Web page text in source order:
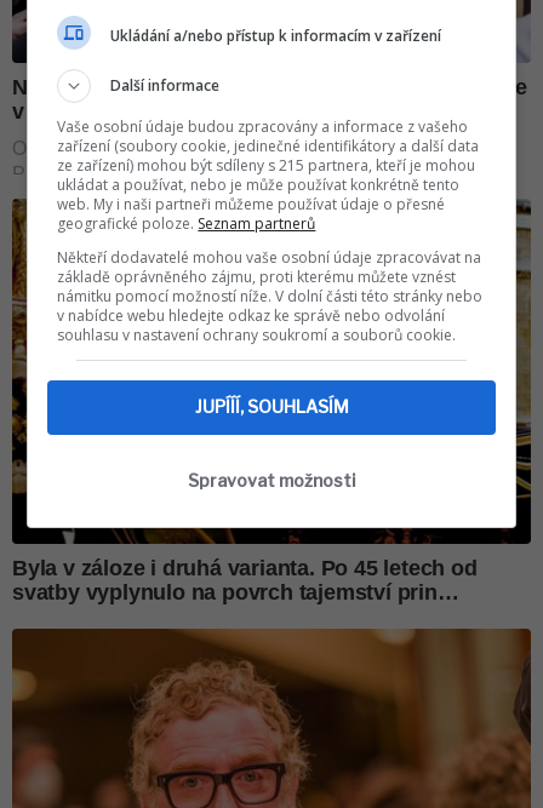
Ukládání a/nebo přístup k informacím v zařízení
Další informace
Vaše osobní údaje budou zpracovány a informace z vašeho
zařízení (soubory cookie, jedinečné identifikátory a další data
ze zařízení) mohou být sdíleny s 215 partnera, kteří je mohou
ukládat a používat, nebo je může používat konkrétně tento
web. My i naši partneři můžeme používat údaje o přesné
geografické poloze. Seznam partnerů
Někteří dodavatelé mohou vaše osobní údaje zpracovávat na
základě oprávněného zájmu, proti kterému můžete vznést
námitku pomocí možností níže. V dolní části této stránky nebo
v nabídce webu hledejte odkaz ke správě nebo odvolání
souhlasu v nastavení ochrany soukromí a souborů cookie.
JUPÍÍÍ, SOUHLASÍM
Spravovat možnosti